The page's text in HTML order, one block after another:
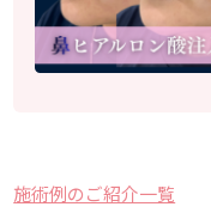
施術例のご紹介一覧